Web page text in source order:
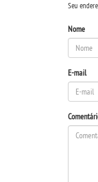
Seu
Nome
E-mail